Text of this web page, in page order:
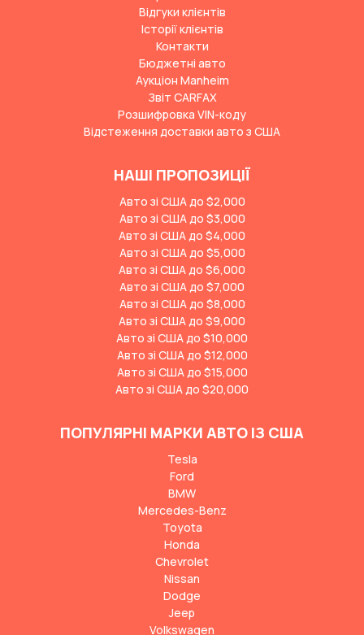
Відгуки клієнтів
Історії клієнтів
Контакти
Бюджетні авто
Аукціон Manheim
Звіт CARFAX
Розшифровка VIN-коду
Відстеження доставки авто з США
НАШІ ПРОПОЗИЦІЇ
Авто зі США до $2,000
Авто зі США до $3,000
Авто зі США до $4,000
Авто зі США до $5,000
Авто зі США до $6,000
Авто зі США до $7,000
Авто зі США до $8,000
Авто зі США до $9,000
Авто зі США до $10,000
Авто зі США до $12,000
Авто зі США до $15,000
Авто зі США до $20,000
ПОПУЛЯРНІ МАРКИ АВТО ІЗ США
Tesla
Ford
BMW
Mercedes-Benz
Toyota
Honda
Chevrolet
Nissan
Dodge
Jeep
Volkswagen